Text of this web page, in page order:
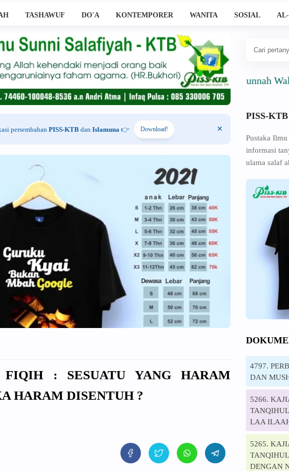
TASHAWUF DO'A KONTEMPORER WANITA SOSIAL
persembahan PISS-KTBdan Islamuna 👉 Download!
FIQIH : SESUATU YANG HARAM
HARAM DISENTUH ?
Ahlussunnah Wal
PISS-KTB
Pustaka
informasi
ulama salaf
4797.
DAN
5266.
LAA
5265.
DENGAN